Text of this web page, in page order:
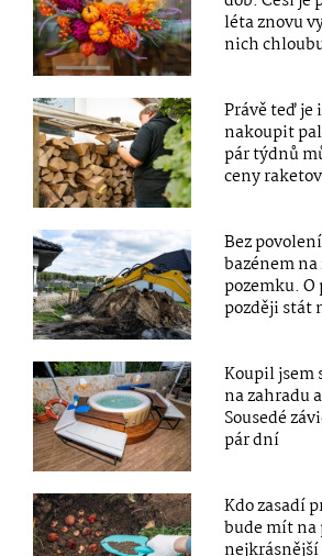
léta znovu
nich
Právě teď je
nakoupit
pár týdnů
ceny
Bez
bazénem
pozemku.
později stát
Koupil jsem
na zahradu
Sousedé
pár dní
Kdo zasadí
bude mít na